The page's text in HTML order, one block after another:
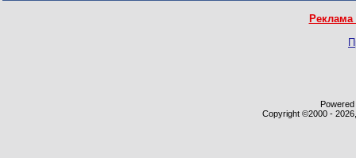
Copyright ©2000 -